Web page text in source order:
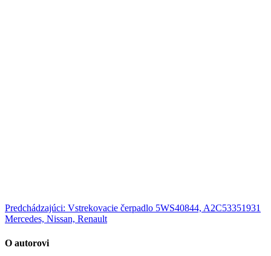
Predchádzajúci: Vstrekovacie čerpadlo 5WS40844, A2C53351931
Mercedes, Nissan, Renault
O autorovi